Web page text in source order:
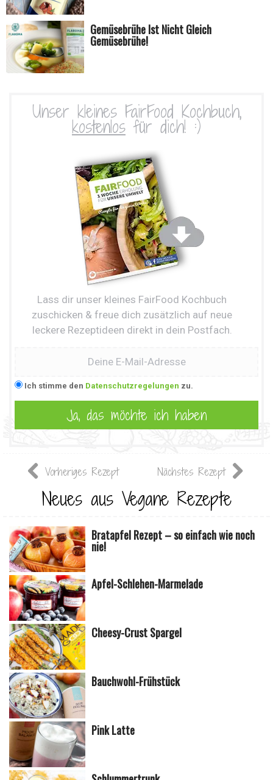
Gemüsebrühe Ist Nicht Gleich
Gemüsebrühe!
Unser kleines FairFood Kochbuch,
kostenlos für dich! :)
Lass dir unser kleines FairFood Kochbuch
zuschicken & freue dich zusätzlich auf neue
leckere Rezeptideen direkt in dein Postfach.
Ich stimme den Datenschutzregelungen zu.
Vorheriges Rezept Nächstes Rezept
Neues aus Vegane Rezepte
Bratapfel Rezept – so einfach wie noch
nie!
Apfel-Schlehen-Marmelade
Cheesy-Crust Spargel
Bauchwohl-Frühstück
Pink Latte